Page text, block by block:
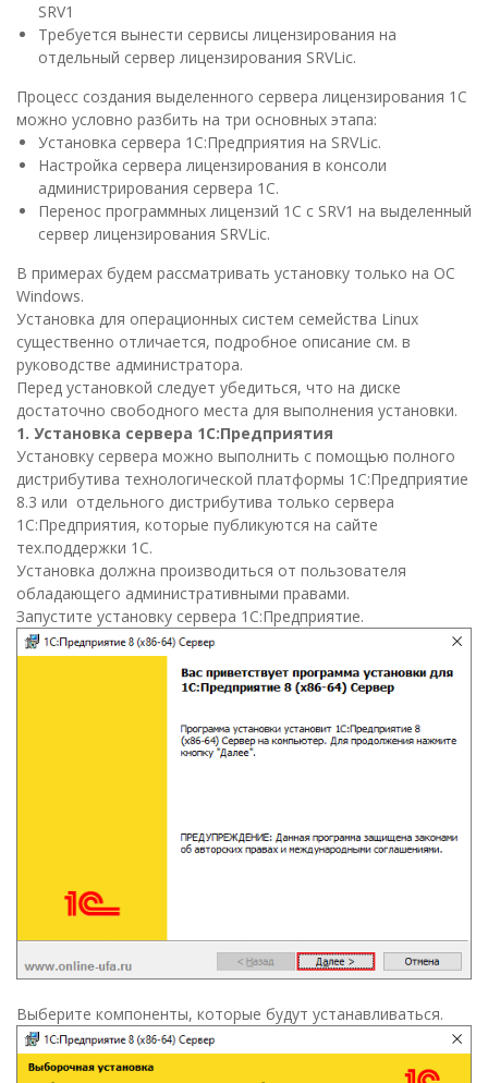
SRV1
Требуется вынести сервисы лицензирования на
отдельный сервер лицензирования SRVLic.
Процесс создания выделенного сервера лицензирования 1С
можно условно разбить на три основных этапа:
Установка сервера 1С:Предприятия на SRVLic.
Настройка сервера лицензирования в консоли
администрирования сервера 1С.
Перенос программных лицензий 1С с SRV1 на выделенный
сервер лицензирования SRVLic.
В примерах будем рассматривать установку только на ОС
Windows.
Установка для операционных систем семейства Linux
существенно отличается, подробное описание см. в
руководстве администратора.
Перед установкой следует убедиться, что на диске
достаточно свободного места для выполнения установки.
1. Установка сервера 1С:Предприятия
Установку сервера можно выполнить с помощью полного
дистрибутива технологической платформы 1С:Предприятие
8.3 или отдельного дистрибутива только сервера
1С:Предприятия, которые публикуются на сайте
тех.поддержки 1С.
Установка должна производиться от пользователя
обладающего административными правами.
Запустите установку сервера 1С:Предприятие.
Выберите компоненты, которые будут устанавливаться.